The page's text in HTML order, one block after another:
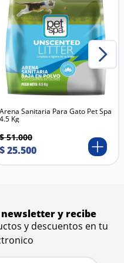
bienestar: Ayuda a
las uñas en óptimas
Proporciona una
para tu gato.
diaria: Gracias al
y fomenta el uso
Arena Sanitaria Para Gato Pet Spa
4.5 Kg
$ 51.000
$25.500
y recibe
y descuentos en tu